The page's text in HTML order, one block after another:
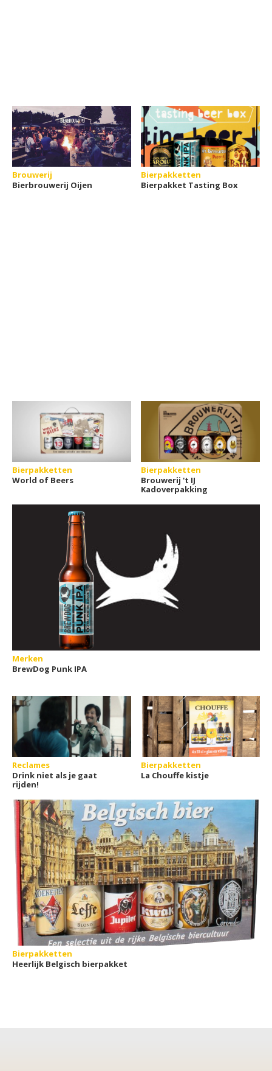
Brouwerij
Bierbrouwerij Oijen
Bierpakketten
Bierpakket Tasting Box
Bierpakketten
World of Beers
Bierpakketten
Brouwerij 't IJ
Kadoverpakking
Merken
BrewDog Punk IPA
Reclames
Drink niet als je gaat
rijden!
Bierpakketten
La Chouffe kistje
Bierpakketten
Heerlijk Belgisch bierpakket